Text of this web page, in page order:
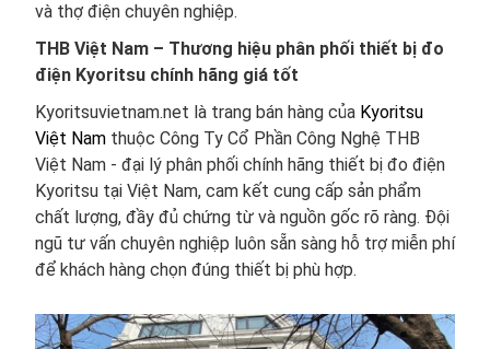
và thợ điện chuyên nghiệp.
THB Việt Nam – Thương hiệu phân phối thiết bị đo
điện Kyoritsu chính hãng giá tốt
Kyoritsuvietnam.net là trang bán hàng của Kyoritsu
Việt Nam thuộc Công Ty Cổ Phần Công Nghệ THB
Việt Nam - đại lý phân phối chính hãng thiết bị đo điện
Kyoritsu tại Việt Nam, cam kết cung cấp sản phẩm
chất lượng, đầy đủ chứng từ và nguồn gốc rõ ràng. Đội
ngũ tư vấn chuyên nghiệp luôn sẵn sàng hỗ trợ miễn phí
để khách hàng chọn đúng thiết bị phù hợp.